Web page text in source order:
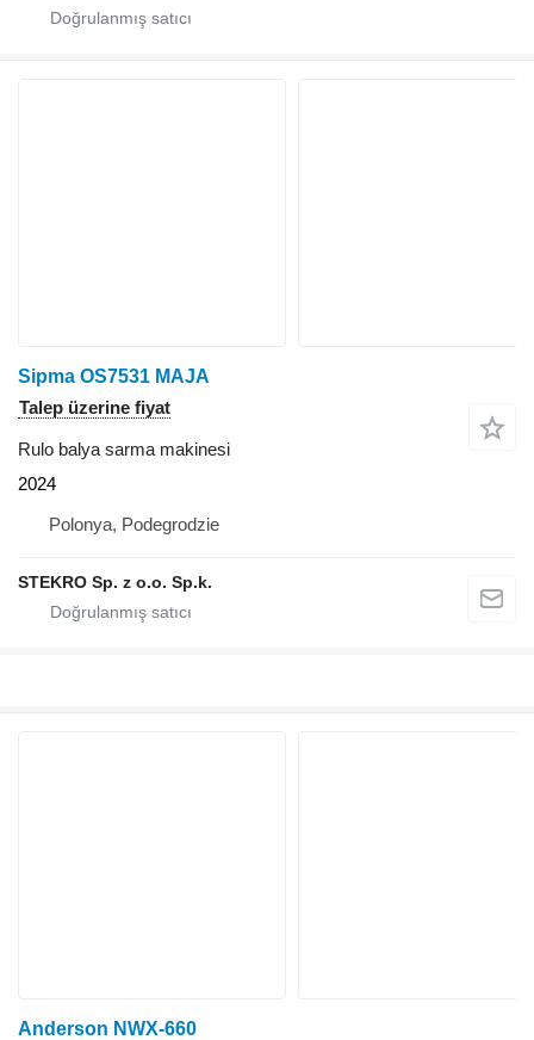
Sipma OS7531 MAJA
Talep üzerine fiyat
Rulo balya sarma makinesi
2024
Polonya, Podegrodzie
STEKRO Sp. z o.o. Sp.k.
Anderson NWX-660